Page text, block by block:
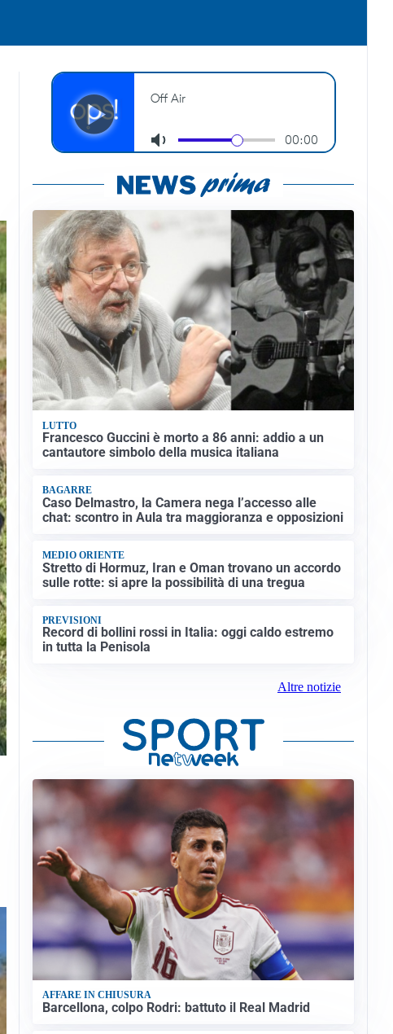
LUTTO
Francesco Guccini è morto a 86 anni: addio a un
cantautore simbolo della musica italiana
BAGARRE
Caso Delmastro, la Camera nega l’accesso alle
chat: scontro in Aula tra maggioranza e opposizioni
MEDIO ORIENTE
Stretto di Hormuz, Iran e Oman trovano un accordo
sulle rotte: si apre la possibilità di una tregua
PREVISIONI
Record di bollini rossi in Italia: oggi caldo estremo
in tutta la Penisola
Altre notizie
AFFARE IN CHIUSURA
Barcellona, colpo Rodri: battuto il Real Madrid